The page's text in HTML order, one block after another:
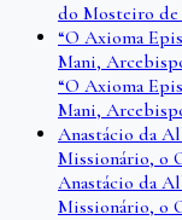
do Mosteiro de
“O Axioma
Mani,
“O Axioma
Mani,
Anastácio da
Missionário, o
Anastácio da
Missionário, o